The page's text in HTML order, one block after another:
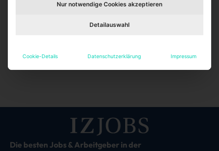
Die besten Jobs & Arbeitgeber in der
Nur notwendige Cookies akzeptieren
Detailauswahl
Cookie-Details Datenschutzerklärung Impressum